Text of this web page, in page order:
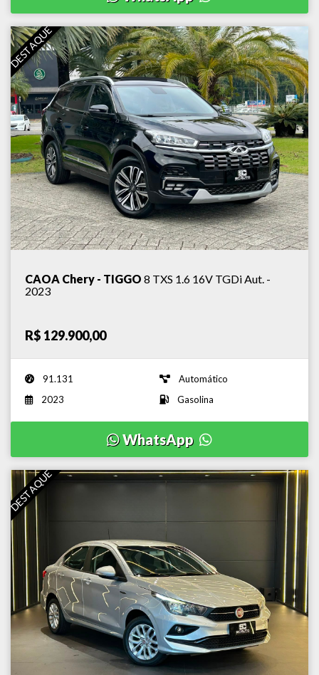
DESTAQUE
CAOA Chery - TIGGO 8 TXS 1.6 16V TGDi Aut. -
2023
R$ 129.900,00
91.131
Automático
2023
Gasolina
WhatsApp
DESTAQUE